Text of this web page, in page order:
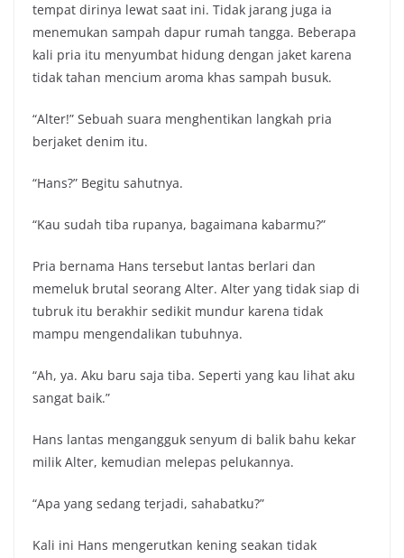
tempat dirinya lewat saat ini. Tidak jarang juga ia
menemukan sampah dapur rumah tangga. Beberapa
kali pria itu menyumbat hidung dengan jaket karena
tidak tahan mencium aroma khas sampah busuk.
“Alter!” Sebuah suara menghentikan langkah pria
berjaket denim itu.
“Hans?” Begitu sahutnya.
“Kau sudah tiba rupanya, bagaimana kabarmu?”
Pria bernama Hans tersebut lantas berlari dan
memeluk brutal seorang Alter. Alter yang tidak siap di
tubruk itu berakhir sedikit mundur karena tidak
mampu mengendalikan tubuhnya.
“Ah, ya. Aku baru saja tiba. Seperti yang kau lihat aku
sangat baik.”
Hans lantas mengangguk senyum di balik bahu kekar
milik Alter, kemudian melepas pelukannya.
“Apa yang sedang terjadi, sahabatku?”
Kali ini Hans mengerutkan kening seakan tidak